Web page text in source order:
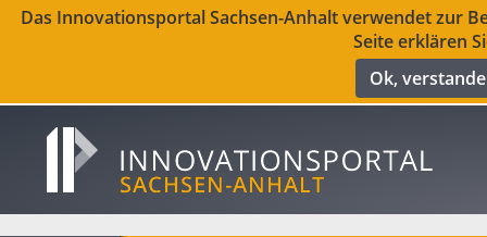
Das Innovationsportal Sachsen-Anhalt verwendet zur
Seite erklären
Ok,